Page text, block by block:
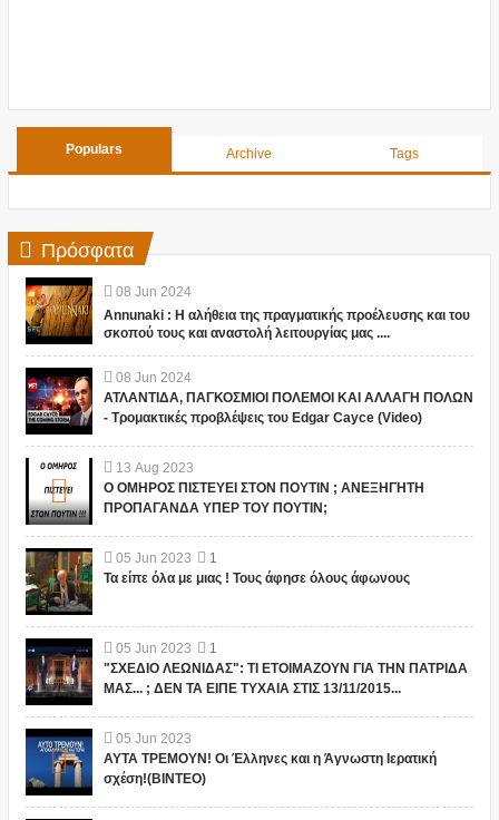
Populars Archive Tags
Πρόσφατα
08 Jun 2024
Annunaki : Η αλήθεια της πραγματικής προέλευσης και του
σκοπού τους και αναστολή λειτουργίας μας ....
08 Jun 2024
ΑΤΛΑΝΤΙΔΑ, ΠΑΓΚΟΣΜΙΟΙ ΠΟΛΕΜΟΙ ΚΑΙ ΑΛΛΑΓΗ ΠΟΛΩΝ
- Τρομακτικές προβλέψεις του Edgar Cayce (Video)
13 Aug 2023
Ο ΟΜΗΡΟΣ ΠΙΣΤΕΥΕΙ ΣΤΟΝ ΠΟΥΤΙΝ ; ΑΝΕΞΗΓΗΤΗ
ΠΡΟΠΑΓΑΝΔΑ ΥΠΕΡ ΤΟΥ ΠΟΥΤΙΝ;
05 Jun 2023
1
Τα είπε όλα με μιας ! Τους άφησε όλους άφωνους
05 Jun 2023
1
"ΣΧΕΔΙΟ ΛΕΩΝΙΔΑΣ": ΤΙ ΕΤΟΙΜΑΖΟΥΝ ΓΙΑ ΤΗΝ ΠΑΤΡΙΔΑ
ΜΑΣ... ; ΔΕΝ ΤΑ ΕΙΠΕ ΤΥΧΑΙΑ ΣΤΙΣ 13/11/2015...
05 Jun 2023
ΑΥΤΑ ΤΡΕΜΟΥΝ! Οι Έλληνες και η Άγνωστη Ιερατική
σχέση!(ΒΙΝΤΕΟ)